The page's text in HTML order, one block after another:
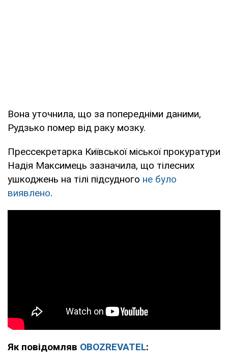
Вона уточнила, що за попередніми даними,
Рудзько помер від раку мозку.
Прессекретарка Київської міської прокуратури
Надія Максимець зазначила, що тілесних
ушкоджень на тілі підсудного не було
виявлено.
Як повідомляв OBOZREVATEL: